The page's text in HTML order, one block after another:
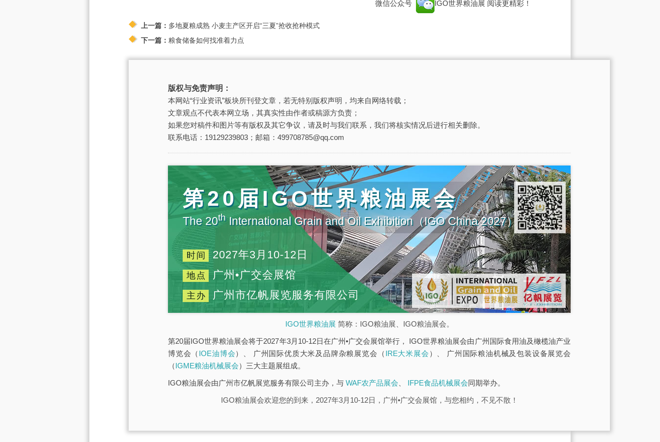
微信公众号 IGO世界粮油展 阅读更精彩！
上一篇： 多地夏粮成熟 小麦主产区开启“三夏”抢收抢种模式
下一篇： 粮食储备如何找准着力点
版权与免责声明：
本网站“行业资讯”板块所刊登文章，若无特别版权声明，均来自网络转载；
文章观点不代表本网立场，其真实性由作者或稿源方负责；
如果您对稿件和图片等有版权及其它争议，请及时与我们联系，我们将核实情况后进行相关删除。
联系电话：19129239803；邮箱：499708785@qq.com
第20届IGO世界粮油展会
The 20thInternational Grain and Oil Exhibition（IGO China 2027）
时间 2027年3月10-12日
地点 广州•广交会展馆
主办 广州市亿帆展览服务有限公司
IGO世界粮油展 简称：IGO粮油展、IGO粮油展会。
第20届IGO世界粮油展会将于2027年3月10-12日在广州•广交会展馆举行， IGO世界粮油展会由广州国际食用油及橄榄油产业
博览会（ IOE油博会）、 广州国际优质大米及品牌杂粮展览会（ IRE大米展会 ）、 广州国际粮油机械及包装设备展览会
（IGME粮油机械展会）三大主题展组成。
IGO粮油展会由广州市亿帆展览服务有限公司主办，与 WAF农产品展会 IFPE食品机械展会同期举办。
IGO粮油展会欢迎您的到来，2027年3月10-12日，广州•广交会展馆，与您相约，不见不散！